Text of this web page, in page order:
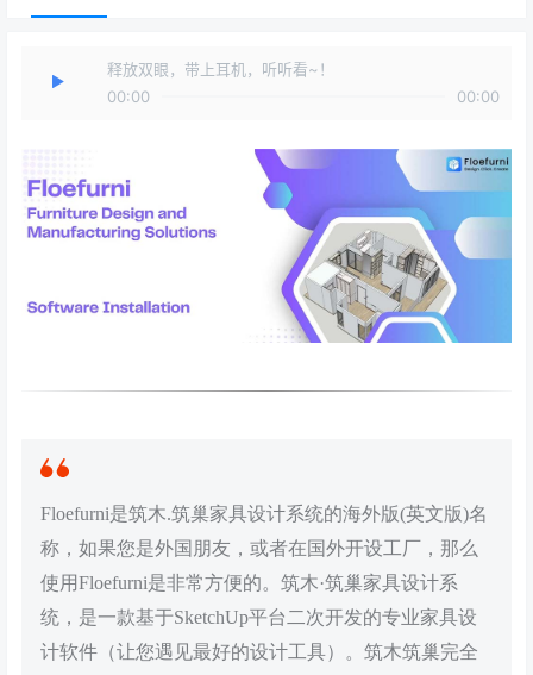
释放双眼，带上耳机，听听看~！
00:00
00:00
Floefurni是筑木.筑巢家具设计系统的海外版(英文版)名
称，如果您是外国朋友，或者在国外开设工厂，那么
使用Floefurni是非常方便的。筑木·筑巢家具设计系
统，是一款基于SketchUp平台二次开发的专业家具设
计软件（让您遇见最好的设计工具）。筑木筑巢完全